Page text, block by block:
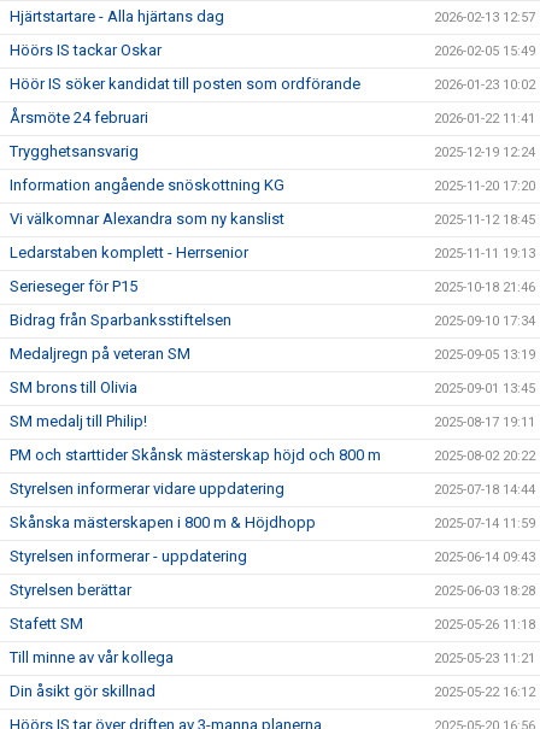
Hjärtstartare - Alla hjärtans dag 2026-02-13 12:57
Höörs IS tackar Oskar 2026-02-05 15:49
Höör IS söker kandidat till posten som ordförande 2026-01-23 10:02
Årsmöte 24 februari 2026-01-22 11:41
Trygghetsansvarig 2025-12-19 12:24
Information angående snöskottning KG 2025-11-20 17:20
Vi välkomnar Alexandra som ny kanslist 2025-11-12 18:45
Ledarstaben komplett - Herrsenior 2025-11-11 19:13
Serieseger för P15 2025-10-18 21:46
Bidrag från Sparbanksstiftelsen 2025-09-10 17:34
Medaljregn på veteran SM 2025-09-05 13:19
SM brons till Olivia 2025-09-01 13:45
SM medalj till Philip! 2025-08-17 19:11
PM och starttider Skånsk mästerskap höjd och 800 m 2025-08-02 20:22
Styrelsen informerar vidare uppdatering 2025-07-18 14:44
Skånska mästerskapen i 800 m & Höjdhopp 2025-07-14 11:59
Styrelsen informerar - uppdatering 2025-06-14 09:43
Styrelsen berättar 2025-06-03 18:28
Stafett SM 2025-05-26 11:18
Till minne av vår kollega 2025-05-23 11:21
Din åsikt gör skillnad 2025-05-22 16:12
Höörs IS tar över driften av 3-manna planerna